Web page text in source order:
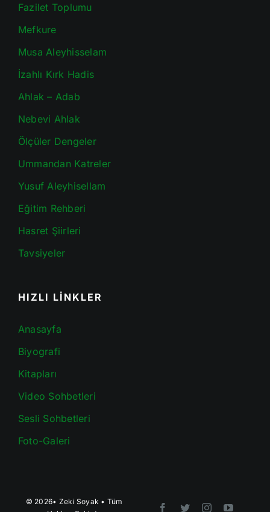
Fazilet Toplumu
Mefkure
Musa Aleyhisselam
İzahlı Kırk Hadis
Ahlak – Adab
Nebevi Ahlak
Ölçüler Dengeler
Ummandan Katreler
Yusuf Aleyhisellam
Eğitim Rehberi
Hasret Şiirleri
Tavsiyeler
HIZLI LİNKLER
Anasayfa
Biyografi
Kitapları
Video Sohbetleri
Sesli Sohbetleri
Foto-Galeri
© 2026• Zeki Soyak • Tüm